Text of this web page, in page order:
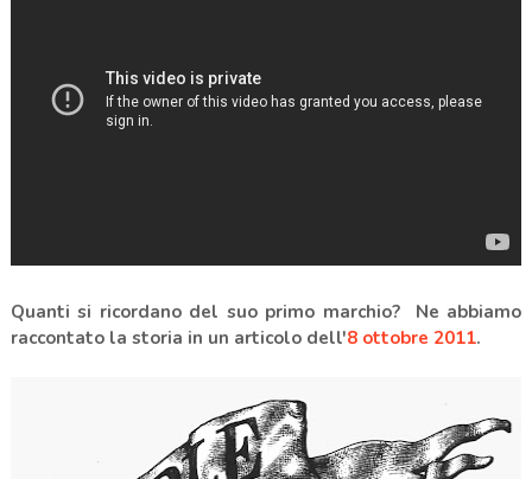
Quanti si ricordano del suo primo marchio? Ne abbiamo
raccontato la storia in un articolo dell'8 ottobre 2011.